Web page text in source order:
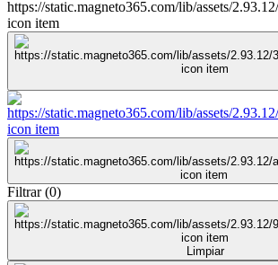
Filtrar(0)
Limpiar